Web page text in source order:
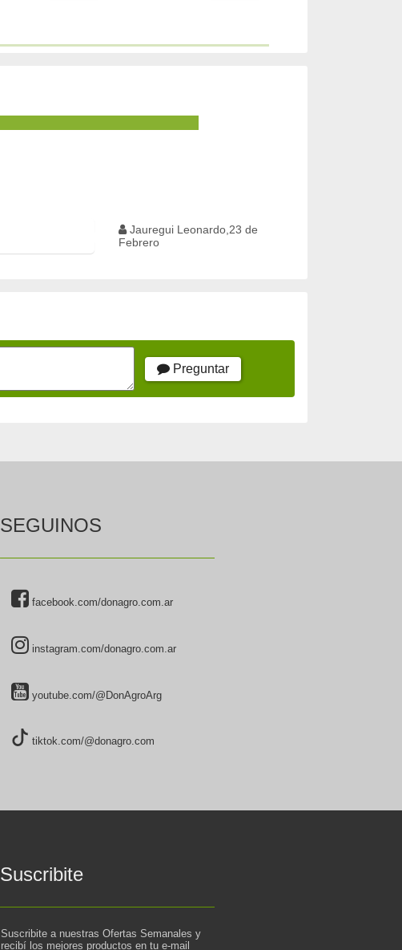
Jauregui Leonardo,23 de
Febrero
Preguntar
SEGUINOS
facebook.com/donagro.com.ar
instagram.com/donagro.com.ar
youtube.com/@DonAgroArg
tiktok.com/@donagro.com
Suscribite
Suscribite a nuestras Ofertas Semanales y
recibí los mejores productos en tu e-mail